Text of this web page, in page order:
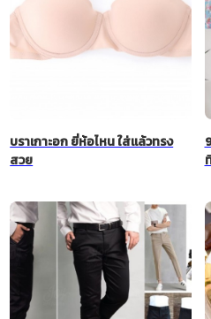
บราเกาะอก ยี่ห้อไหน ใส่แล้วทรง
สวย